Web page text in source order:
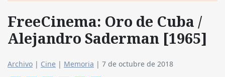
FreeCinema: Oro de Cuba /
Alejandro Saderman [1965]
Archivo | Cine | Memoria | 7 de octubre de 2018